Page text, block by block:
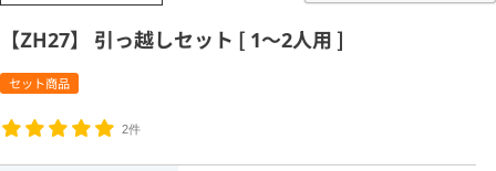
【ZH27】 引っ越しセット [ 1～2人用 ]
セット商品
2件